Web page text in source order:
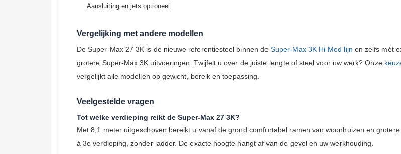
Aansluiting en jets optioneel
Vergelijking met andere modellen
De Super-Max 27 3K is de nieuwe referentiesteel binnen deSuper-Max 3K Hi-Mod lijn en zelfs mét
grotere Super-Max 3K uitvoeringen. Twijfelt u over de juiste lengte of steel voor uw werk? Onze
vergelijkt alle modellen op gewicht, bereik en toepassing.
Veelgestelde vragen
Tot welke verdieping reikt de Super-Max 27 3K?
Met 8,1 meter uitgeschoven bereikt u vanaf de grond comfortabel ramen van woonhuizen en
à 3e verdieping, zonder ladder. De exacte hoogte hangt af van de gevel en uw werkhouding.